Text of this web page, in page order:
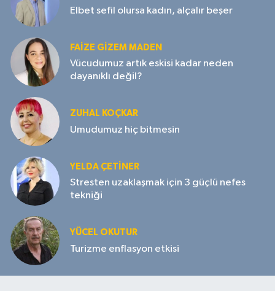
Elbet sefil olursa kadın, alçalır beşer
FAIZE GIZEM MADEN
Vücudumuz artık eskisi kadar neden
dayanıklı değil?
ZUHAL KOÇKAR
Umudumuz hiç bitmesin
YELDA ÇETİNER
Stresten uzaklaşmak için 3 güçlü nefes
tekniği
YÜCEL OKUTUR
Turizme enflasyon etkisi